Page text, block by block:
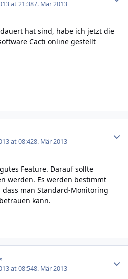
at 21:387. Mär 2013
hat sind, habe ich jetzt die
Cacti online gestellt
at 08:428. Mär 2013
Feature. Darauf sollte
werden. Es werden bestimmt
man Standard-Monitoring
kann.
at 08:548. Mär 2013